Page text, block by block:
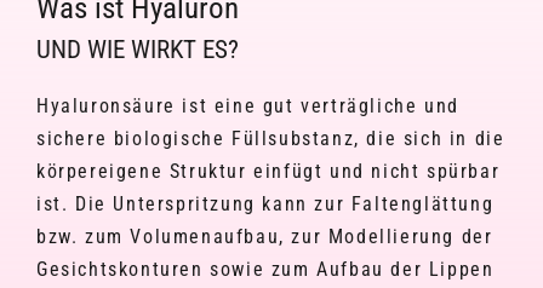
Was ist Hyaluron
UND WIE WIRKT ES?
Hyaluronsäure ist eine gut verträgliche und
sichere biologische Füllsubstanz, die sich in die
körpereigene Struktur einfügt und nicht spürbar
ist. Die Unterspritzung kann zur Faltenglättung
bzw. zum Volumenaufbau, zur Modellierung der
Gesichtskonturen sowie zum Aufbau der Lippen